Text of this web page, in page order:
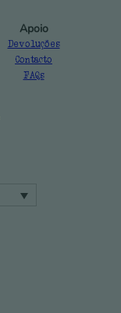
Apoio
Devoluções
Contacto
FAQs